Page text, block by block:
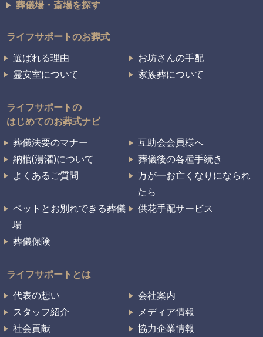
葬儀場・斎場を探す
ライフサポートのお葬式
選ばれる理由
お坊さんの手配
霊安室について
家族葬について
ライフサポートの
はじめてのお葬式ナビ
葬儀法要のマナー
互助会会員様へ
納棺(湯灌)について
葬儀後の各種手続き
よくあるご質問
万が一お亡くなりになられ
たら
ペットとお別れできる葬儀
場
供花手配サービス
葬儀保険
ライフサポートとは
代表の想い
会社案内
スタッフ紹介
メディア情報
社会貢献
協力企業情報